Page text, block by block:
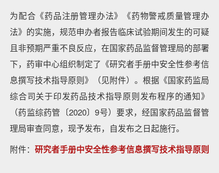
为配合《药品注册管理办法》《药物警戒质量管理办
法》的实施，规范申办者报告临床试验期间发生的可疑
且非预期严重不良反应，在国家药品监督管理局的部署
下，药审中心组织制定了《研究者手册中安全性参考信
息撰写技术指导原则》（见附件）。根据《国家药监局
综合司关于印发药品技术指导原则发布程序的通知》
（药监综药管〔2020〕9号）要求，经国家药品监督管
理局审查同意，现予发布，自发布之日起施行。
附件： 研究者手册中安全性参考信息撰写技术指导原则